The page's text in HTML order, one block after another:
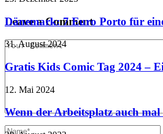
Dänemark: 7 Euro Porto für
31. August 2024
Gratis Kids Comic Tag 2024 –
12. Mai 2024
Wenn der Arbeitsplatz auch mal
Leave a Comment